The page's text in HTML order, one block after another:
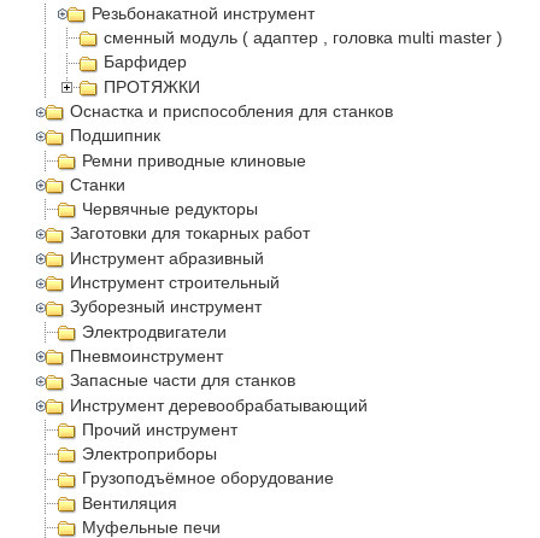
Резьбонакатной инструмент
сменный модуль ( адаптер , головка multi master )
Барфидер
ПРОТЯЖКИ
Оснастка и приспособления для станков
Подшипник
Ремни приводные клиновые
Станки
Червячные редукторы
Заготовки для токарных работ
Инструмент абразивный
Инструмент строительный
Зуборезный инструмент
Электродвигатели
Пневмоинструмент
Запасные части для станков
Инструмент деревообрабатывающий
Прочий инструмент
Электроприборы
Грузоподъёмное оборудование
Вентиляция
Муфельные печи